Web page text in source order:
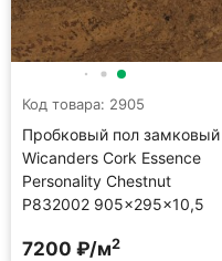
Код товара: 2905
Пробковый пол замковый
Wicanders Cork Essence
Personality Chestnut
P832002 905×295×10,5
7200 ₽/м2